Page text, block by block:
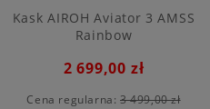
Kask AIROH Aviator 3 AMSS
Rainbow
2 699,00 zł
Cena regularna: 3 499,00 zł